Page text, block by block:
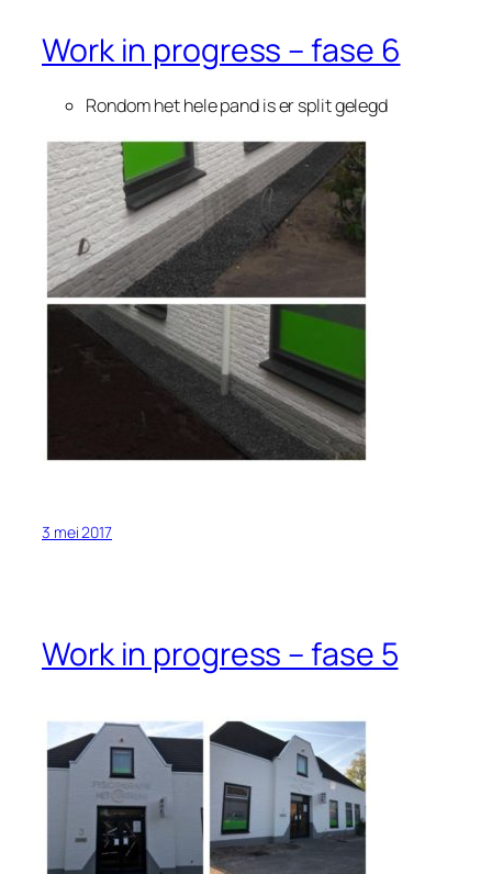
Work in progress – fase 6
Rondom het hele pand is er split gelegd
3 mei 2017
Work in progress – fase 5